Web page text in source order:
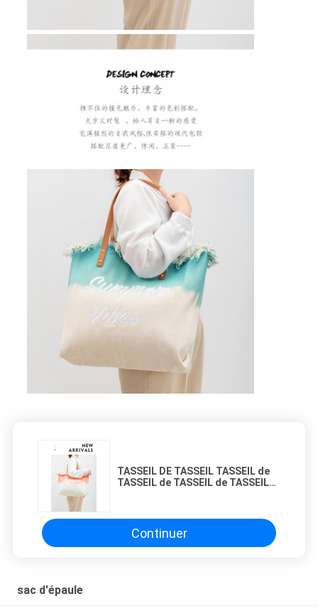
TASSEIL DE TASSEIL TASSEIL de
TASSEIL de TASSEIL de TASSEIL
de TASSEIL de TASSEIL de
TASSEIL de TASSEIL de TASSEIL
de TASSEIL de TASSEIL de
TASSEIL de TASSEIL de TASSEIL
Continuer
sac d'épaule